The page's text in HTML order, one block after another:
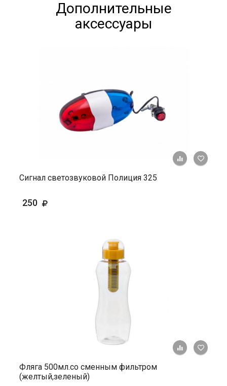
Дополнительные
аксессуары
+ К
Сигнал светозвуковой Полиция 325
250
+ К
Фляга 500мл.со сменным фильтром
(желтый,зеленый)